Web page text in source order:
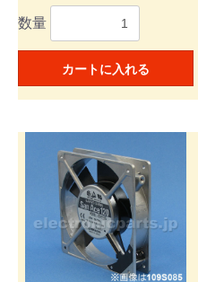
数量
カートに入れる
お買い物を続ける